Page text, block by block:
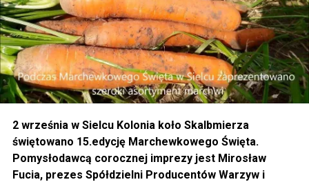
2 września w Sielcu Kolonia koło Skalbmierza
świętowano 15.edycję Marchewkowego Święta.
Pomysłodawcą corocznej imprezy jest Mirosław
Fucia, prezes Spółdzielni Producentów Warzyw i